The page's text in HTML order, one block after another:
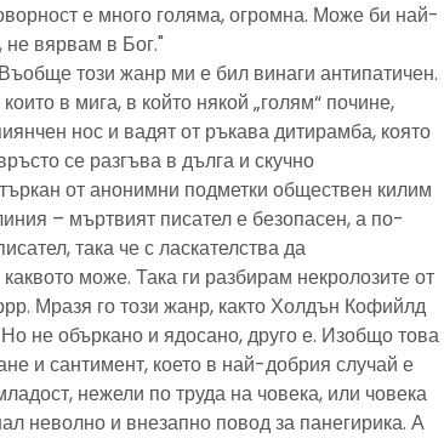
е много голяма, огромна. Може би най-
не вярвам в Бог."
този жанр ми е бил винаги антипатичен.
в мига, в който някой „голям“ почине,
нос и вадят от ръкава дитирамба, която
се разгъва в дълга и скучно
от анонимни подметки обществен килим
– мъртвият писател е безопасен, а по-
така че с ласкателства да
може. Така ги разбирам некролозите от
Мразя го този жанр, както Холдън Кофийлд
не объркано и ядосано, друго е. Изобщо това
и сантимент, което в най-добрия случай е
нежели по труда на човека, или човека
неволно и внезапно повод за панегирика. А